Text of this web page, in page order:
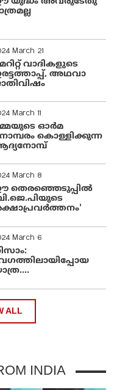
March 21
വാദികളുടെ
അഥവാ
March 11
ഓർമ
കൊള്ളിക്കുന്ന
March 8
തെരഞ്ഞെടുപ്പില്‍
March 6
ALL
INDIA